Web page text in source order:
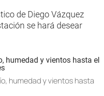
de Diego Vázquez
se hará desear
humedad y vientos hasta